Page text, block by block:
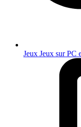
Jeux Jeux sur PC